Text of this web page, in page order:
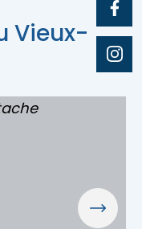
Vieux-